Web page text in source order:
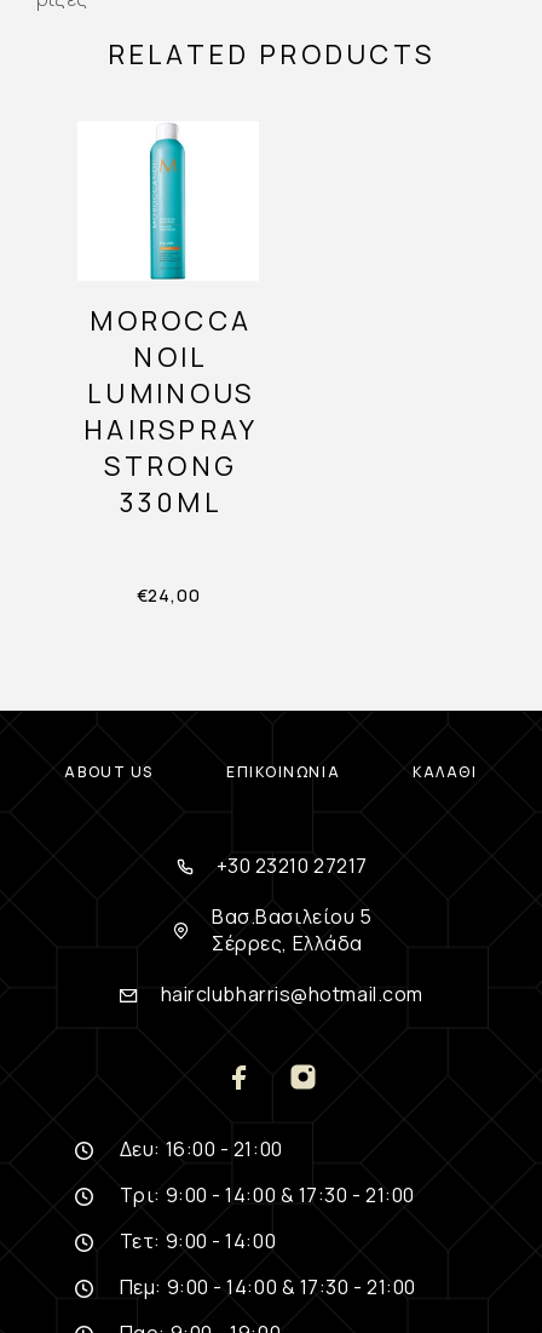
RELATED PRODUCTS
MOROCCA
NOIL
LUMINOUS
HAIRSPRAY
STRONG
330ML
€24,00
ABOUT US ΕΠΙΚΟΙΝΩΝΊΑ ΚΑΛΆΘΙ
+30 23210 27217
Βασ.Βασιλείου 5
Σέρρες, Ελλάδα
hairclubharris@hotmail.com
Δευ: 16:00 - 21:00
Τρι: 9:00 - 14:00 & 17:30 - 21:00
Τετ: 9:00 - 14:00
Πεμ: 9:00 - 14:00 & 17:30 - 21:00